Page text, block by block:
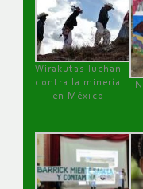
Wirakutas luchan
contra la minería
en México